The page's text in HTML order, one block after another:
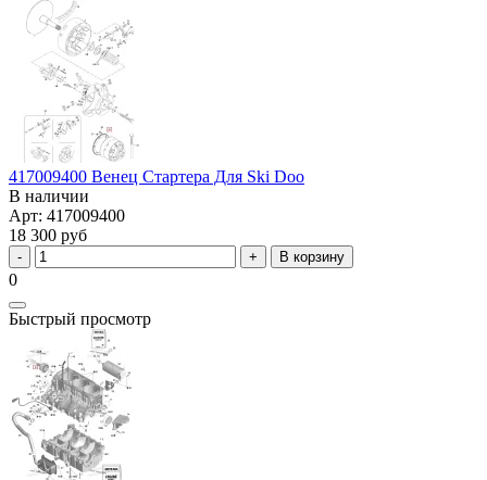
417009400 Венец Стартера Для Ski Doo
В наличии
Арт: 417009400
18 300 руб
В корзину
0
Быстрый просмотр